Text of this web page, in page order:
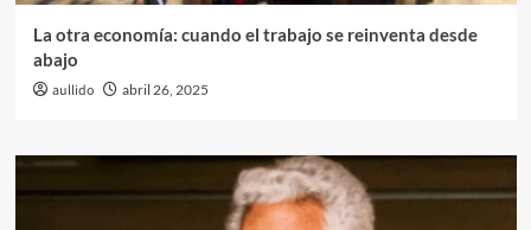
La otra economía: cuando el trabajo se reinventa desde
abajo
aullido abril 26, 2025